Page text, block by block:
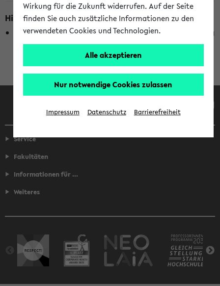
Hinweise zur Liste
Die Anzeige ist semesterübergreifend und nicht abhängig
vom im eKVV gewählten Semester.
Facebook Instagram LinkedIn TikTok
Service
Fakultäten
Informationen für ...
Weiteres
Wirkung für die Zukunft widerrufen. Auf der Seite
finden Sie auch zusätzliche Informationen zu den
verwendeten Cookies und Technologien.
Alle akzeptieren
Nur notwendige Cookies zulassen
Impressum Datenschutz Barrierefreiheit